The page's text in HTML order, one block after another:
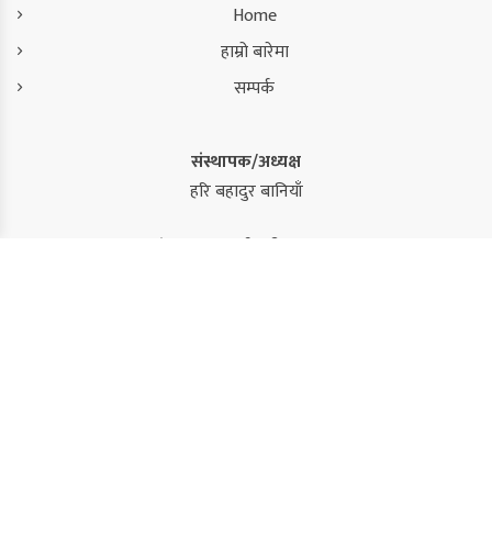
Home
हाम्रो बारेमा
सम्पर्क
संस्थापक/अध्यक्ष
हरि बहादुर बानियाँ
संस्थापक/कार्यकारी सम्पादक